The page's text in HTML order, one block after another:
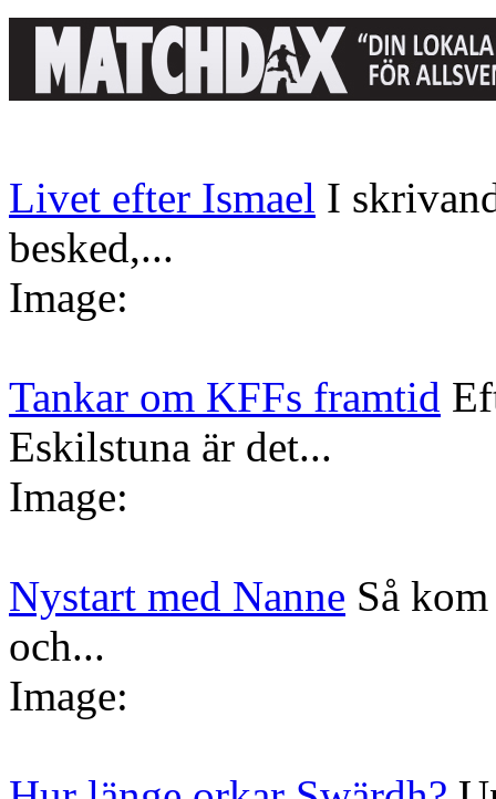
Livet efter Ismael I
besked,...
Image:
Tankar om KFFs framtid
Eskilstuna är det...
Image:
Nystart med Nanne Så
och...
Image: